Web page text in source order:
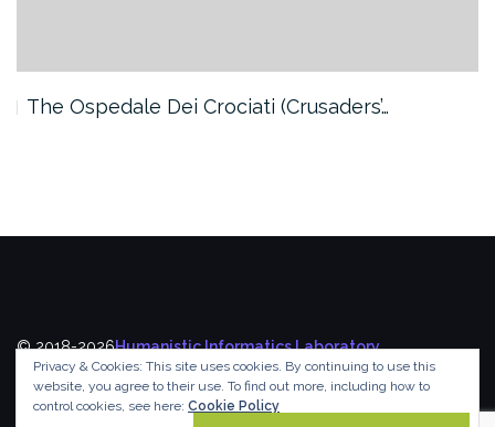
The Ospedale Dei Crociati (Crusaders’…
© 2018-2026Humanistic Informatics Laboratory,
Department of Informatics,Ionian University
Privacy & Cookies: This site uses cookies. By continuing to use this
website, you agree to their use. To find out more, including how to
control cookies, see here: Cookie Policy